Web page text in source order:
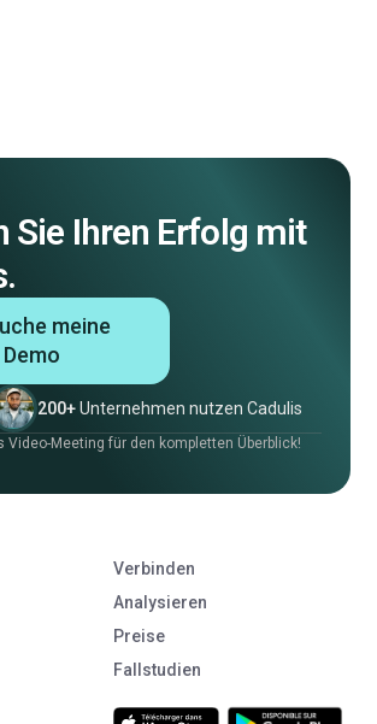
Sie Ihren Erfolg mit
meine
Demo
200+Unternehmen nutzen Cadulis
Video-Meeting für den kompletten Überblick!
Verbinden
Analysieren
Preise
Fallstudien